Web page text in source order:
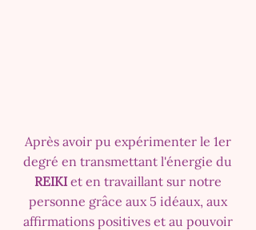
Après avoir pu expérimenter le 1er
degré en transmettant l'énergie du
REIKIet en travaillant sur notre
personne grâce aux 5 idéaux, aux
affirmations positives et au pouvoir